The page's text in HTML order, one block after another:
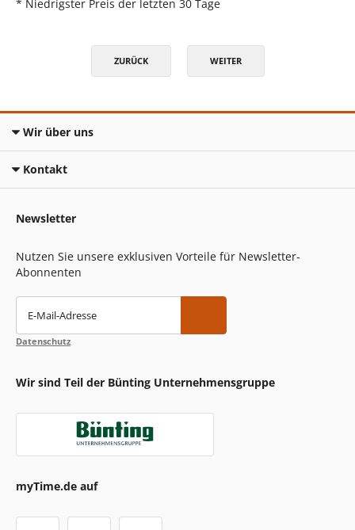
* Niedrigster Preis der letzten 30 Tage
ZURÜCK WEITER
Wir über uns
Kontakt
Newsletter
Nutzen Sie unsere exklusiven Vorteile für Newsletter-
Abonnenten
E-Mail-Adresse
Datenschutz
Wir sind Teil der Bünting Unternehmensgruppe
myTime.de auf